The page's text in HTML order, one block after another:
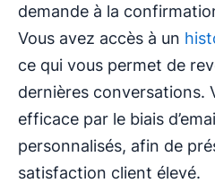
demande à la
Vous avez accès à un
ce qui vous permet de
dernières conversations.
efficace par le biais
personnalisés, afin de
satisfaction client élevé.